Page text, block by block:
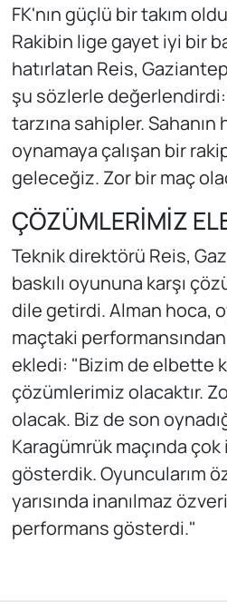
FK'nın güçlü bir takım
Rakibin lige gayet iyi bir
hatırlatan Reis,
şu sözlerle
tarzına sahipler.
oynamaya çalışan bir
geleceğiz. Zor bir maç
ÇÖZÜMLERİMİZ
Teknik direktörü Reis,
baskılı oyununa karşı
dile getirdi. Alman hoca,
maçtaki
ekledi: "Bizim de elbette
çözümlerimiz olacaktır.
olacak. Biz de son
Karagümrük maçında
gösterdik. Oyuncularım
yarısında inanılmaz
performans gösterdi."